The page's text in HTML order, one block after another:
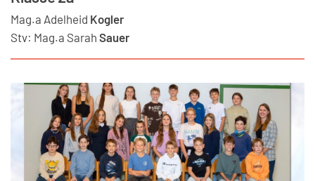
Mag.a Adelheid Kogler
Stv: Mag.a Sarah Sauer